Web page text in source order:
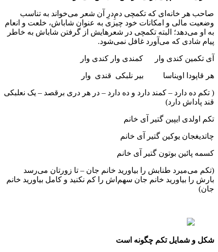
صاحب هر خانه‌ای که تکمچی دم‌ِدرِ آن شعر می‌خواند به تناسب
وضعیت مالی و امکانات خود چیزی به عنوان شاباش، خلعت و انعام
به او می‌دهد؛ البته تکمچی در شعرهایش از گرفتن شاباش به خاطر
پیام شادی که می‌آورد غافل نمی‌شود.
آی تکمین کندی وار کمندی وار کندی وار
هر قاپودا اویناسا بیر نلبکی قندی وار
( تکم ده دارد – کمند دارد و ده دارد – در هر دری برقصد – یک نعلبکی
قند پاداش دارد)
تکم اولدی ایپین گتیر آی خانم
چاتدیغجان یوکین گتیر آی خانم
کسمه پائین بوتون گتیر آی خانم
(تکم می‌میرد طنابش را بیاورید خانم جان – تا زورتان می‌رسد
بارش را بیاورید خانم جان سهم‌اش را کم نکنید و کامل بیاورید خانم
جان)
شکل و شمایل تکم چگونه است